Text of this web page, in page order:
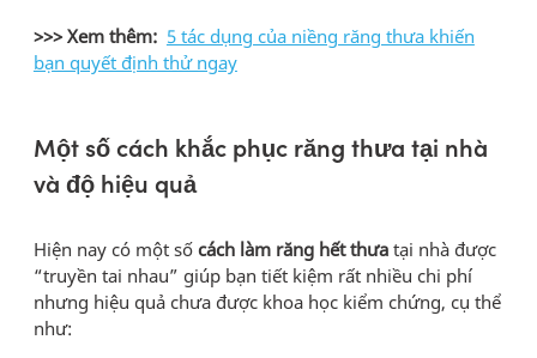
>>> Xem thêm: 5 tác dụng của niềng răng thưa khiến
bạn quyết định thử ngay
Một số cách khắc phục răng thưa tại nhà
và độ hiệu quả
Hiện nay có một số cách làm răng hết thưatại nhà được
“truyền tai nhau” giúp bạn tiết kiệm rất nhiều chi phí
nhưng hiệu quả chưa được khoa học kiểm chứng, cụ thể
như: